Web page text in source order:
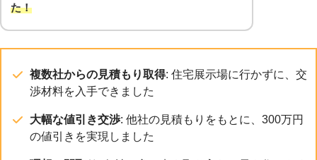
た！
複数社からの見積もり取得: 住宅展示場に行かずに、交
渉材料を入手できました
大幅な値引き交渉: 他社の見積もりをもとに、300万円
の値引きを実現しました